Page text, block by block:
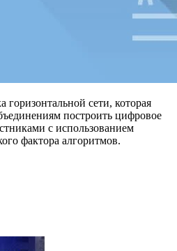
горизонтальной сети, которая
построить цифровое
с использованием
фактора алгоритмов.